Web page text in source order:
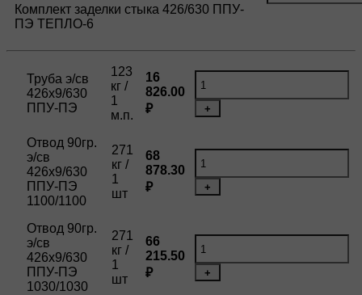
Комплект заделки стыка 426/630 ППУ-
ПЭ ТЕПЛО-6
Труба э/св
426х9/630
ППУ-ПЭ
123
кг /
1
м.п.
16
826.00
₽
+
Отвод 90гр.
э/св
426х9/630
ППУ-ПЭ
1100/1100
271
кг /
1
шт
68
878.30
₽
+
Отвод 90гр.
э/св
426х9/630
ППУ-ПЭ
1030/1030
271
кг /
1
шт
66
215.50
₽
+